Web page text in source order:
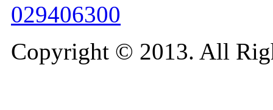
029406300
Copyright © 2013. All